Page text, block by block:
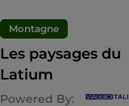
Montagne
Les paysages du
Latium
Powered By: